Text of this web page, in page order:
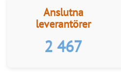
Anslutna
leverantörer
2 467